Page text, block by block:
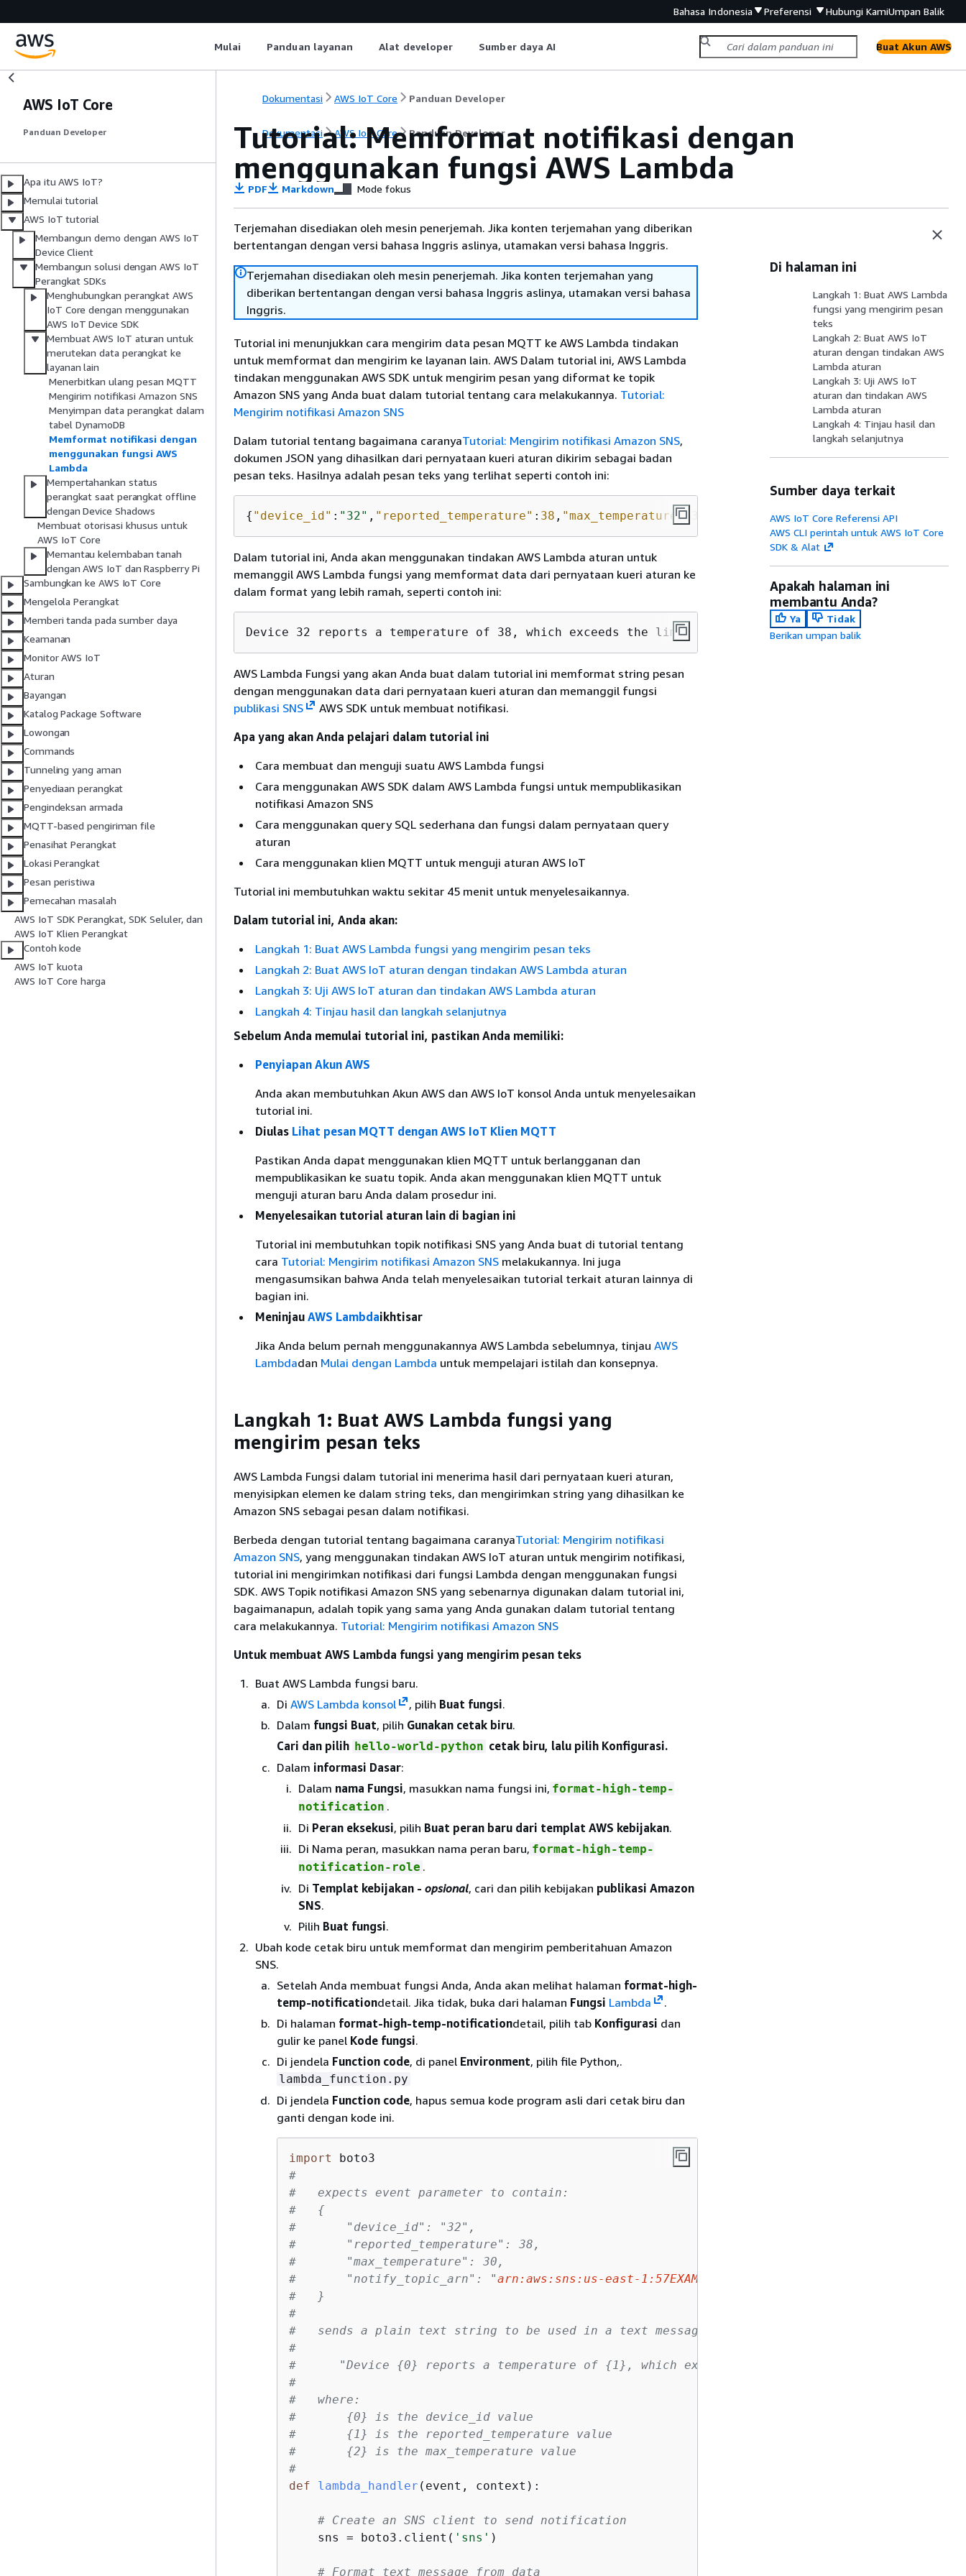
Bahasa Indonesia Preferensi Hubungi KamiUmpan Balik
Mulai Panduan layanan Alat developer Sumber daya AI Buat Akun AWS
AWS IoT Core
Panduan Developer
Apa itu AWS IoT?
Memulai tutorial
AWS IoT tutorial
Membangun demo dengan AWS IoT
Device Client
Membangun solusi dengan AWS IoT
Perangkat SDKs
Menghubungkan perangkat AWS
IoT Core dengan menggunakan
AWS IoT Device SDK
Membuat AWS IoT aturan untuk
merutekan data perangkat ke
layanan lain
Menerbitkan ulang pesan MQTT
Mengirim notifikasi Amazon SNS
Menyimpan data perangkat dalam
tabel DynamoDB
Memformat notifikasi dengan
menggunakan fungsi AWS
Lambda
Mempertahankan status
perangkat saat perangkat offline
dengan Device Shadows
Membuat otorisasi khusus untuk
AWS IoT Core
Memantau kelembaban tanah
dengan AWS IoT dan Raspberry Pi
Sambungkan ke AWS IoT Core
Mengelola Perangkat
Memberi tanda pada sumber daya
Keamanan
Monitor AWS IoT
Aturan
Bayangan
Katalog Package Software
Lowongan
Commands
Tunneling yang aman
Penyediaan perangkat
Pengindeksan armada
MQTT-based pengiriman file
Penasihat Perangkat
Lokasi Perangkat
Pesan peristiwa
Pemecahan masalah
AWS IoT SDK Perangkat, SDK Seluler, dan
AWS IoT Klien Perangkat
Contoh kode
AWS IoT kuota
AWS IoT Core harga
Dokumentasi AWS IoT Core Panduan Developer
Dokumentasi AWS IoT Core Panduan Developer
Tutorial: Memformat notifikasi dengan
menggunakan fungsi AWS Lambda
PDF Markdown Mode fokus
Terjemahan disediakan oleh mesin penerjemah. Jika konten terjemahan yang diberikan
bertentangan dengan versi bahasa Inggris aslinya, utamakan versi bahasa Inggris.
Terjemahan disediakan oleh mesin penerjemah. Jika konten terjemahan yang
diberikan bertentangan dengan versi bahasa Inggris aslinya, utamakan versi bahasa
Inggris.
Tutorial ini menunjukkan cara mengirim data pesan MQTT ke AWS Lambda tindakan
untuk memformat dan mengirim ke layanan lain. AWS Dalam tutorial ini, AWS Lambda
tindakan menggunakan AWS SDK untuk mengirim pesan yang diformat ke topik
Amazon SNS yang Anda buat dalam tutorial tentang cara melakukannya. Tutorial:
Mengirim notifikasi Amazon SNS
Dalam tutorial tentang bagaimana caranyaTutorial: Mengirim notifikasi Amazon SNS,
dokumen JSON yang dihasilkan dari pernyataan kueri aturan dikirim sebagai badan
pesan teks. Hasilnya adalah pesan teks yang terlihat seperti contoh ini:
{ "device_id" : "32" , "reported_temperature" : 38 , "max_temperature": 30
Dalam tutorial ini, Anda akan menggunakan tindakan AWS Lambda aturan untuk
memanggil AWS Lambda fungsi yang memformat data dari pernyataan kueri aturan ke
dalam format yang lebih ramah, seperti contoh ini:
Device 32 reports a temperature of 38, which exceeds the limit of 30.
AWS Lambda Fungsi yang akan Anda buat dalam tutorial ini memformat string pesan
dengan menggunakan data dari pernyataan kueri aturan dan memanggil fungsi
publikasi SNS
AWS SDK untuk membuat notifikasi.
Apa yang akan Anda pelajari dalam tutorial ini
Cara membuat dan menguji suatu AWS Lambda fungsi
Cara menggunakan AWS SDK dalam AWS Lambda fungsi untuk mempublikasikan
notifikasi Amazon SNS
Cara menggunakan query SQL sederhana dan fungsi dalam pernyataan query
aturan
Cara menggunakan klien MQTT untuk menguji aturan AWS IoT
Tutorial ini membutuhkan waktu sekitar 45 menit untuk menyelesaikannya.
Dalam tutorial ini, Anda akan:
Langkah 1: Buat AWS Lambda fungsi yang mengirim pesan teks
Langkah 2: Buat AWS IoT aturan dengan tindakan AWS Lambda aturan
Langkah 3: Uji AWS IoT aturan dan tindakan AWS Lambda aturan
Langkah 4: Tinjau hasil dan langkah selanjutnya
Sebelum Anda memulai tutorial ini, pastikan Anda memiliki:
Penyiapan Akun AWS
Anda akan membutuhkan Akun AWS dan AWS IoT konsol Anda untuk menyelesaikan
tutorial ini.
Diulas Lihat pesan MQTT dengan AWS IoT Klien MQTT
Pastikan Anda dapat menggunakan klien MQTT untuk berlangganan dan
mempublikasikan ke suatu topik. Anda akan menggunakan klien MQTT untuk
menguji aturan baru Anda dalam prosedur ini.
Menyelesaikan tutorial aturan lain di bagian ini
Tutorial ini membutuhkan topik notifikasi SNS yang Anda buat di tutorial tentang
cara Tutorial: Mengirim notifikasi Amazon SNS melakukannya. Ini juga
mengasumsikan bahwa Anda telah menyelesaikan tutorial terkait aturan lainnya di
bagian ini.
Meninjau AWS Lambdaikhtisar
Jika Anda belum pernah menggunakannya AWS Lambda sebelumnya, tinjau AWS
Lambdadan Mulai dengan Lambda untuk mempelajari istilah dan konsepnya.
Langkah 1: Buat AWS Lambda fungsi yang
mengirim pesan teks
AWS Lambda Fungsi dalam tutorial ini menerima hasil dari pernyataan kueri aturan,
menyisipkan elemen ke dalam string teks, dan mengirimkan string yang dihasilkan ke
Amazon SNS sebagai pesan dalam notifikasi.
Berbeda dengan tutorial tentang bagaimana caranyaTutorial: Mengirim notifikasi
Amazon SNS, yang menggunakan tindakan AWS IoT aturan untuk mengirim notifikasi,
tutorial ini mengirimkan notifikasi dari fungsi Lambda dengan menggunakan fungsi
SDK. AWS Topik notifikasi Amazon SNS yang sebenarnya digunakan dalam tutorial ini,
bagaimanapun, adalah topik yang sama yang Anda gunakan dalam tutorial tentang
cara melakukannya. Tutorial: Mengirim notifikasi Amazon SNS
Untuk membuat AWS Lambda fungsi yang mengirim pesan teks
Buat AWS Lambda fungsi baru.
Di AWS Lambda konsol , pilih Buat fungsi.
Dalam fungsi Buat, pilih Gunakan cetak biru.
Cari dan pilih hello-world-python cetak biru, lalu pilih Konfigurasi.
Dalam informasi Dasar:
Dalam nama Fungsi, masukkan nama fungsi ini, format-high-temp-
notification .
Di Peran eksekusi, pilih Buat peran baru dari templat AWS kebijakan.
Di Nama peran, masukkan nama peran baru, format-high-temp-
notification-role .
Di Templat kebijakan - opsional, cari dan pilih kebijakan publikasi Amazon
SNS.
Pilih Buat fungsi.
Ubah kode cetak biru untuk memformat dan mengirim pemberitahuan Amazon
SNS.
Setelah Anda membuat fungsi Anda, Anda akan melihat halaman format-high-
temp-notificationdetail. Jika tidak, buka dari halaman Fungsi Lambda
.
Di halaman format-high-temp-notificationdetail, pilih tab Konfigurasi dan
gulir ke panel Kode fungsi.
Di jendela Function code, di panel Environment, pilih file Python,.
lambda_function.py
Di jendela Function code, hapus semua kode program asli dari cetak biru dan
ganti dengan kode ini.
import
#
#   expects event parameter to contain:
# {
#       "device_id": "32",
#       "reported_temperature": 38,
#       "max_temperature": 30,
#       "notify_topic_arn": "arn:aws:sns:us-east-1:57EXAMPLE833:high_temp_notice
#   }
#
#   sends a plain text string to be used in a text message
#
#      "Device {0} reports a temperature of {1}, which exceeds the limit of
#
#   where:
# {0} is the device_id value
# {1} is the reported_temperature value
# {2} is the max_temperature value
#
def
lambda_handler ( event, context ):
# Create an SNS client to send notification
    sns = boto3.client(
'sns' )
# Format text message from data
Di halaman ini
Langkah 1: Buat AWS Lambda
fungsi yang mengirim pesan
teks
Langkah 2: Buat AWS IoT
aturan dengan tindakan AWS
Lambda aturan
Langkah 3: Uji AWS IoT
aturan dan tindakan AWS
Lambda aturan
Langkah 4: Tinjau hasil dan
langkah selanjutnya
Sumber daya terkait
AWS IoT Core Referensi API
AWS CLI perintah untuk AWS IoT Core
SDK & Alat
Apakah halaman ini
membantu Anda?
Ya
Tidak
Berikan umpan balik